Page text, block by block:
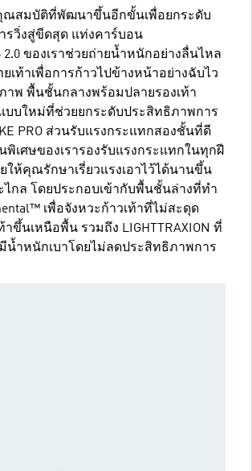
ณสมบัติที่พัฒนาขึ้นอีกขั้นเพื่อยกระดับ
รวิ่งสู่ขีดสุด แท่งคาร์บอน
2.0 ของเราช่วยถ่ายน้ำหนักอย่างลื่นไหล
เท้าเพื่อการก้าวไปข้างหน้าอย่างฉับไว
าพ พื้นชั้นกลางพร้อมปลายรองเท้า
บบใหม่ที่ช่วยยกระดับประสิทธิภาพการ
PRO ส่วนรับแรงกระแทกสองชั้นที่ดี
พิเศษของเรารองรับแรงกระแทกในทุกฝี
ให้คุณรักษาเรี่ยวแรงเอาไว้ได้นานขึ้น
ไกล โดยประกอบเข้ากับพื้นชั้นล่างที่ทำ
เพื่อจังหวะก้าวเท้าที่ไม่สะดุด
ขึ้นเหนือพื้น รวมถึง LIGHTTRAXION ที่
น้ำหนักเบาโดยไม่ลดประสิทธิภาพการ